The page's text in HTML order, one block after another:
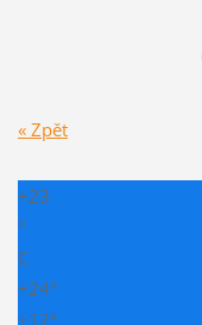
« Zpět
+23
°
C
+24°
+12°